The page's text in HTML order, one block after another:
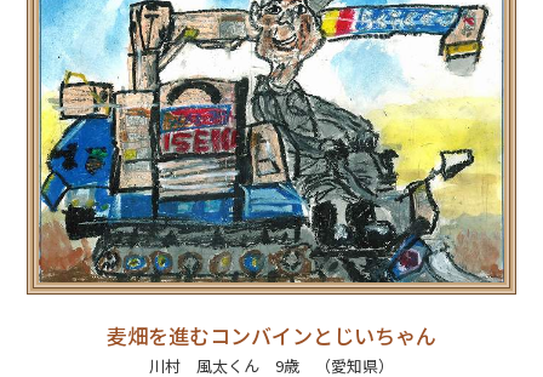
麦畑を進むコンバインとじいちゃん
川村 風太くん 9歳 （愛知県）